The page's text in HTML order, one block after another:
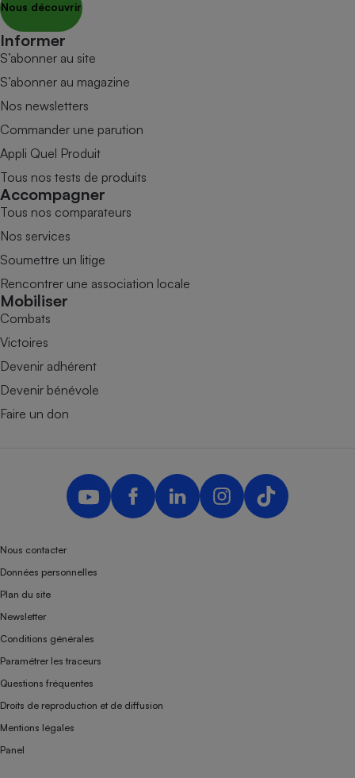
Nous découvrir
Informer
S’abonner au site
S’abonner au magazine
Nos newsletters
Commander une parution
Appli Quel Produit
Tous nos tests de produits
Accompagner
Tous nos comparateurs
Nos services
Soumettre un litige
Rencontrer une association locale
Mobiliser
Combats
Victoires
Devenir adhérent
Devenir bénévole
Faire un don
Nous contacter
Données personnelles
Plan du site
Newsletter
Conditions générales
Paramétrer les traceurs
Questions fréquentes
Droits de reproduction et de diffusion
Mentions légales
Panel